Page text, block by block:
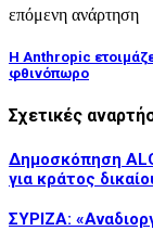
επόμενη ανάρτηση
Η Anthropic
φθινόπωρο
Σχετικές
Δημοσκόπηση
για κράτος
ΣΥΡΙΖΑ: